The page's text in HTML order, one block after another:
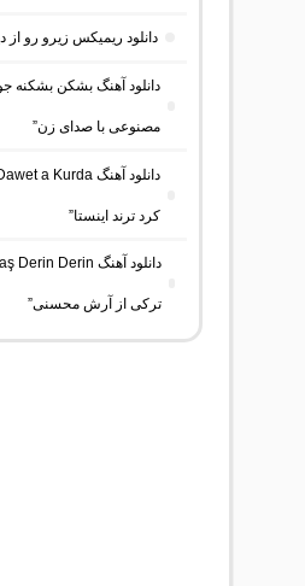
دانلود ریمیکس زیرو رو
دانلود آهنگ بشکن بشکنه
مصنوعی با صدای زن”
کرد ترند اینستا”
ترکی از آرش محسنی”